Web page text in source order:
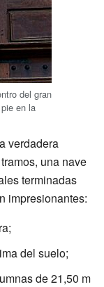
del gran
en la
verdadera
una nave
terminadas
impresionantes:
del suelo;
de21,50 m